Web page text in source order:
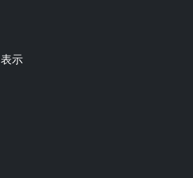
示